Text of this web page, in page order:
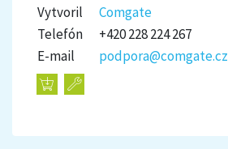
Vytvoril
Comgate
Telefón
+420 228 224 267
E-mail
podpora@comgate.cz